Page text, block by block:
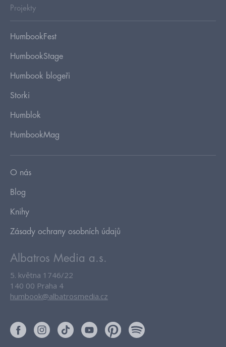
Projekty
HumbookFest
HumbookStage
Humbook blogeři
Storki
Humblok
HumbookMag
O nás
Blog
Knihy
Zásady ochrany osobních údajů
Albatros Media a.s.
5. května 1746/22
140 00 Praha 4
humbook@albatrosmedia.cz